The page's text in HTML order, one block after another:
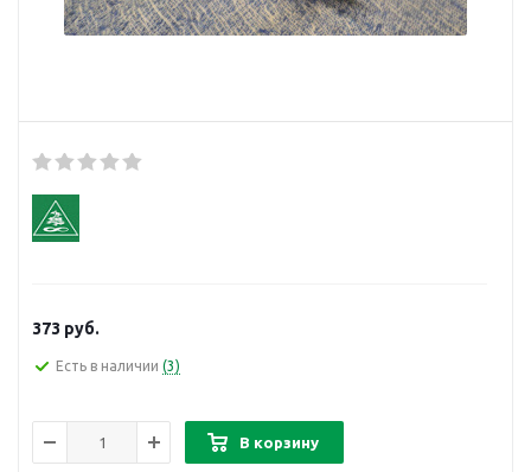
373 руб.
Есть в наличии (3)
В корзину